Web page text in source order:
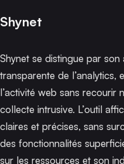
Shynet
Shynet se distingue par
transparente de l’analytics,
l’activité web sans recourir
collecte intrusive. L’outil
claires et précises, sans
des fonctionnalités
sur les ressources et son